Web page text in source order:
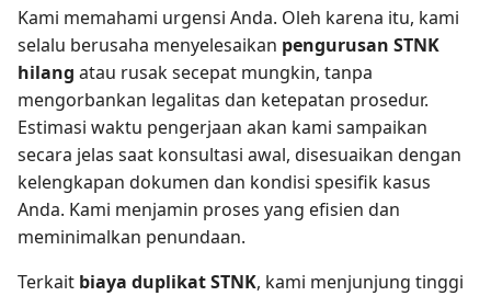
Kami memahami urgensi Anda. Oleh karena itu, kami
selalu berusaha menyelesaikan pengurusan STNK
hilang atau rusak secepat mungkin, tanpa
mengorbankan legalitas dan ketepatan prosedur.
Estimasi waktu pengerjaan akan kami sampaikan
secara jelas saat konsultasi awal, disesuaikan dengan
kelengkapan dokumen dan kondisi spesifik kasus
Anda. Kami menjamin proses yang efisien dan
meminimalkan penundaan.
Terkait biaya duplikat STNK, kami menjunjung tinggi